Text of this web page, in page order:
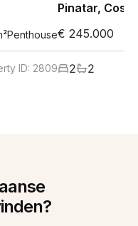
Penthouse
ID: 2809
Pinatar,
€ 245.000
2 2